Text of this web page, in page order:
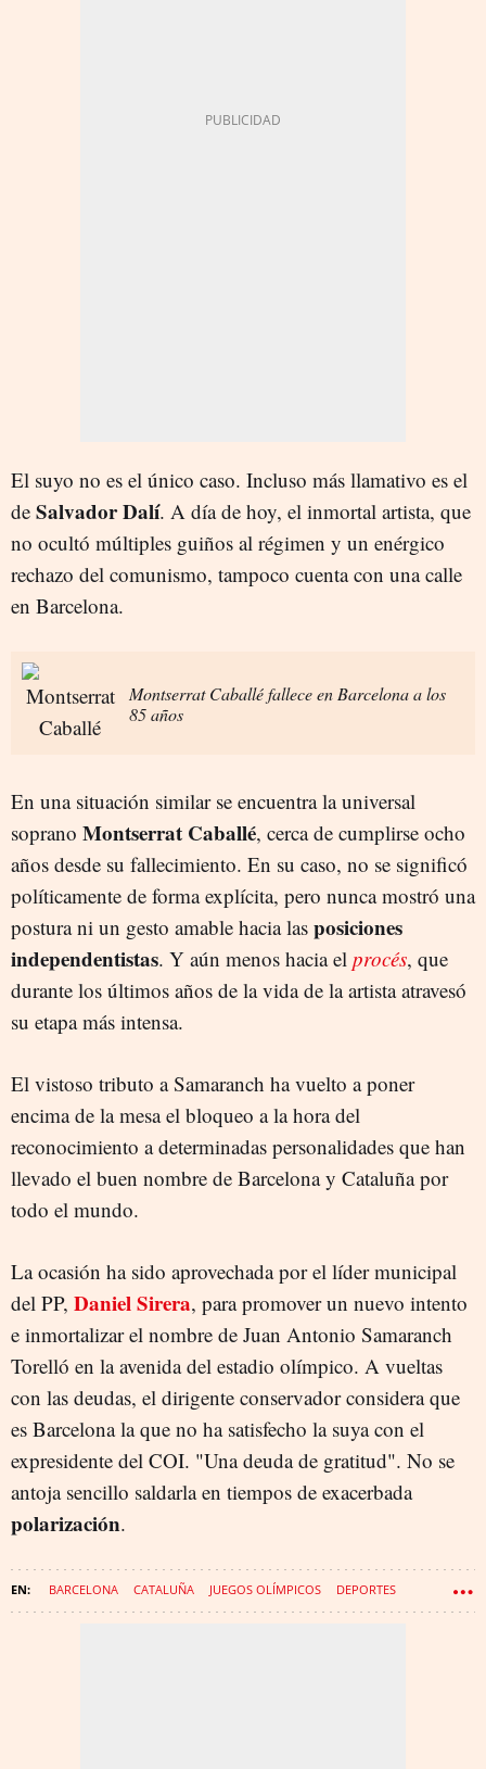
El suyo no es el único caso. Incluso más llamativo es el
de Salvador Dalí. A día de hoy, el inmortal artista, que
no ocultó múltiples guiños al régimen y un enérgico
rechazo del comunismo, tampoco cuenta con una calle
en Barcelona.
Montserrat Caballé fallece en Barcelona a los
85 años
En una situación similar se encuentra la universal
soprano Montserrat Caballé, cerca de cumplirse ocho
años desde su fallecimiento. En su caso, no se significó
políticamente de forma explícita, pero nunca mostró una
postura ni un gesto amable hacia las posiciones
independentistas. Y aún menos hacia el procés, que
durante los últimos años de la vida de la artista atravesó
su etapa más intensa.
El vistoso tributo a Samaranch ha vuelto a poner
encima de la mesa el bloqueo a la hora del
reconocimiento a determinadas personalidades que han
llevado el buen nombre de Barcelona y Cataluña por
todo el mundo.
La ocasión ha sido aprovechada por el líder municipal
del PP, Daniel Sirera, para promover un nuevo intento
e inmortalizar el nombre de Juan Antonio Samaranch
Torelló en la avenida del estadio olímpico. A vueltas
con las deudas, el dirigente conservador considera que
es Barcelona la que no ha satisfecho la suya con el
expresidente del COI. "Una deuda de gratitud". No se
antoja sencillo saldarla en tiempos de exacerbada
polarización.
BARCELONA CATALUÑA JUEGOS OLÍMPICOS DEPORTES